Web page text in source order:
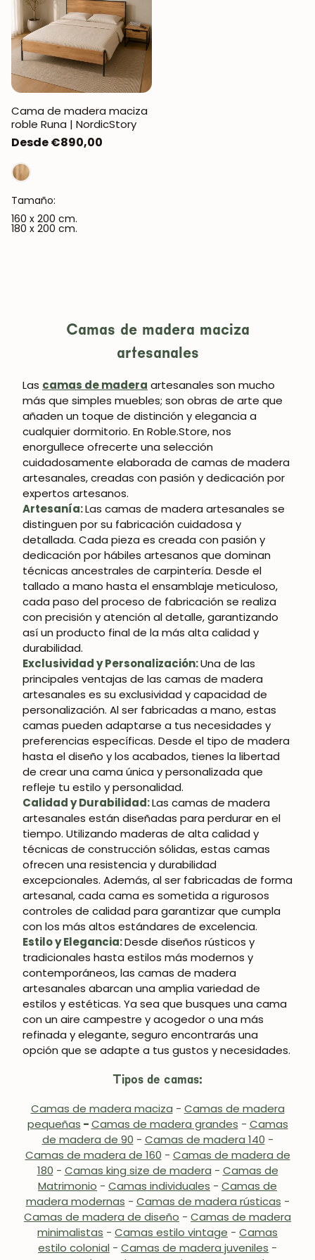
Cama de madera maciza
roble Runa | NordicStory
Precio
regular
Desde €890,00
Tamaño:
160 x 200 cm.
180 x 200 cm.
Camas de madera maciza
artesanales
Las camas de madera artesanales son mucho
más que simples muebles; son obras de arte que
añaden un toque de distinción y elegancia a
cualquier dormitorio. En Roble.Store, nos
enorgullece ofrecerte una selección
cuidadosamente elaborada de camas de madera
artesanales, creadas con pasión y dedicación por
expertos artesanos.
Artesanía:Las camas de madera artesanales se
distinguen por su fabricación cuidadosa y
detallada. Cada pieza es creada con pasión y
dedicación por hábiles artesanos que dominan
técnicas ancestrales de carpintería. Desde el
tallado a mano hasta el ensamblaje meticuloso,
cada paso del proceso de fabricación se realiza
con precisión y atención al detalle, garantizando
así un producto final de la más alta calidad y
durabilidad.
Exclusividad y Personalización:Una de las
principales ventajas de las camas de madera
artesanales es su exclusividad y capacidad de
personalización. Al ser fabricadas a mano, estas
camas pueden adaptarse a tus necesidades y
preferencias específicas. Desde el tipo de madera
hasta el diseño y los acabados, tienes la libertad
de crear una cama única y personalizada que
refleje tu estilo y personalidad.
Calidad y Durabilidad:Las camas de madera
artesanales están diseñadas para perdurar en el
tiempo. Utilizando maderas de alta calidad y
técnicas de construcción sólidas, estas camas
ofrecen una resistencia y durabilidad
excepcionales. Además, al ser fabricadas de forma
artesanal, cada cama es sometida a rigurosos
controles de calidad para garantizar que cumpla
con los más altos estándares de excelencia.
Estilo y Elegancia:Desde diseños rústicos y
tradicionales hasta estilos más modernos y
contemporáneos, las camas de madera
artesanales abarcan una amplia variedad de
estilos y estéticas. Ya sea que busques una cama
con un aire campestre y acogedor o una más
refinada y elegante, seguro encontrarás una
opción que se adapte a tus gustos y necesidades.
Tipos de camas:
Camas de madera maciza - Camas de madera
pequeñas -Camas de madera grandes - Camas
de madera de 90 - Camas de madera 140 -
Camas de madera de 160 - Camas de madera de
180 - Camas king size de madera - Camas de
Matrimonio - Camas individuales - Camas de
madera modernas - Camas de madera rústicas -
Camas de madera de diseño - Camas de madera
minimalistas - Camas estilo vintage - Camas
estilo colonial - Camas de madera juveniles -